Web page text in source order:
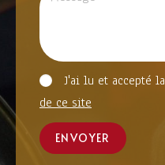
J'ai lu et accepté la
de ce site
ENVOYER